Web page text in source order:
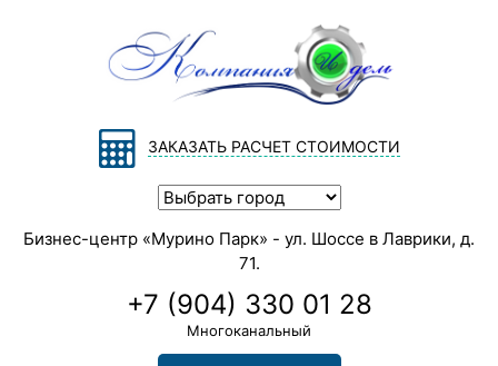
ЗАКАЗАТЬ РАСЧЕТ СТОИМОСТИ
Бизнес-центр «Мурино Парк» - ул. Шоссе в Лаврики, д.
71.
+7 (904) 330 01 28
Многоканальный